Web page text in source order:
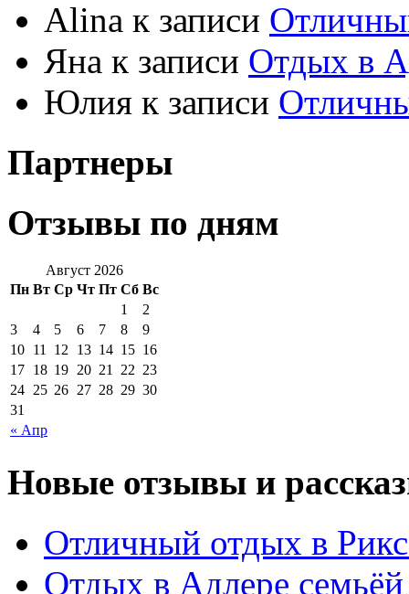
Alina к записи
Яна к записи Отдых в
Юлия к записи
Партнеры
Отзывы по дням
Август 2026
Пн Вт Ср Чт Пт Сб Вс
« Апр
1
2
3
4 5 6 7 8
9
10 11 12 13 14 15 16
17 18 19 20 21 22 23
24 25 26 27 28 29 30
31
Новые отзывы и
Отличный отдых в
Отдых в Адлере семьёй